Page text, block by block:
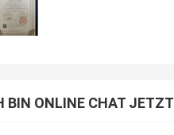
BIN ONLINE CHAT JETZT